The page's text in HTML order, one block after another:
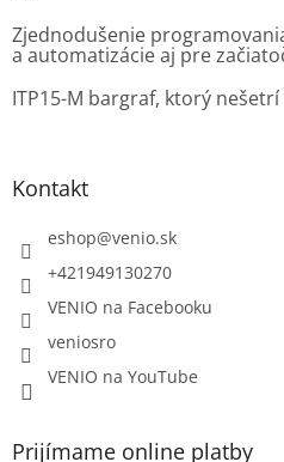
Zjednodušenie
a automatizácie aj pre
ITP15-M bargraf, ktorý
Kontakt
eshop@venio.sk
+421949130270
VENIO na Facebooku
veniosro
VENIO na YouTube
Prijímame online platby